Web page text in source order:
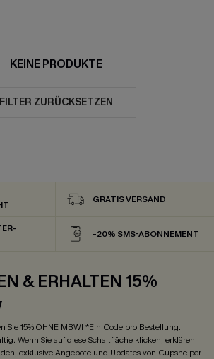
KEINE PRODUKTE
FILTER ZURÜCKSETZEN
GRATIS VERSAND
-20% SMS-ABONNEMENT
& ERHALTEN 15%
Sie 15% OHNE MBW! *Ein Code pro Bestellung.
Wenn Sie auf diese Schaltfläche klicken, erklären
exklusive Angebote und Updates von Cupshe per